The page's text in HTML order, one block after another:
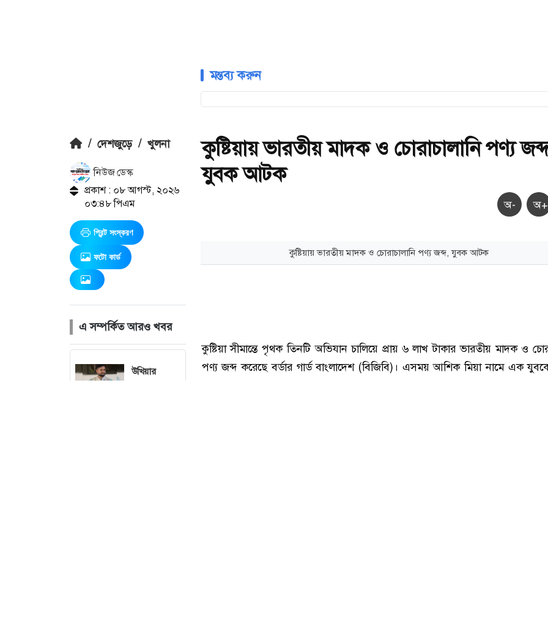
মন্তব্য করুন
/ দেশজুড়ে / খুলনা
নিউজ ডেস্ক
প্রকাশ : ০৮ আগস্ট, ২০২৬
০৩:৪৮ পিএম
প্রিন্ট সংস্করণ
ফটো কার্ড
এ সম্পর্কিত আরও খবর
উখিয়ার
কুষ্টিয়ায় ভারতীয় মাদক ও চোরাচালানি পণ্য
যুবক আটক
অ- অ+